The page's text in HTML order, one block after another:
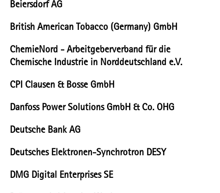
Beiersdorf AG
British American Tobacco (Germany) GmbH
ChemieNord - Arbeitgeberverband für die
Chemische Industrie in Norddeutschland e.V.
CPI Clausen & Bosse GmbH
Danfoss Power Solutions GmbH & Co. OHG
Deutsche Bank AG
Deutsches Elektronen-Synchrotron DESY
DMG Digital Enterprises SE